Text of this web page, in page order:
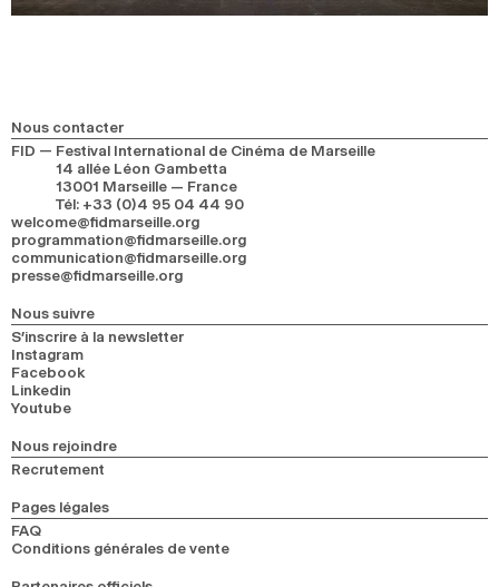
Nous contacter
FID — Festival International de Cinéma de Marseille
14 allée Léon Gambetta
13001 Marseille — France
Tél: +33 (0)4 95 04 44 90
welcome@fidmarseille.org
programmation@fidmarseille.org
communication@fidmarseille.org
presse@fidmarseille.org
Nous suivre
S’inscrire à la newsletter
Instagram
Facebook
Linkedin
Youtube
Nous rejoindre
Recrutement
Pages légales
FAQ
Conditions générales de vente